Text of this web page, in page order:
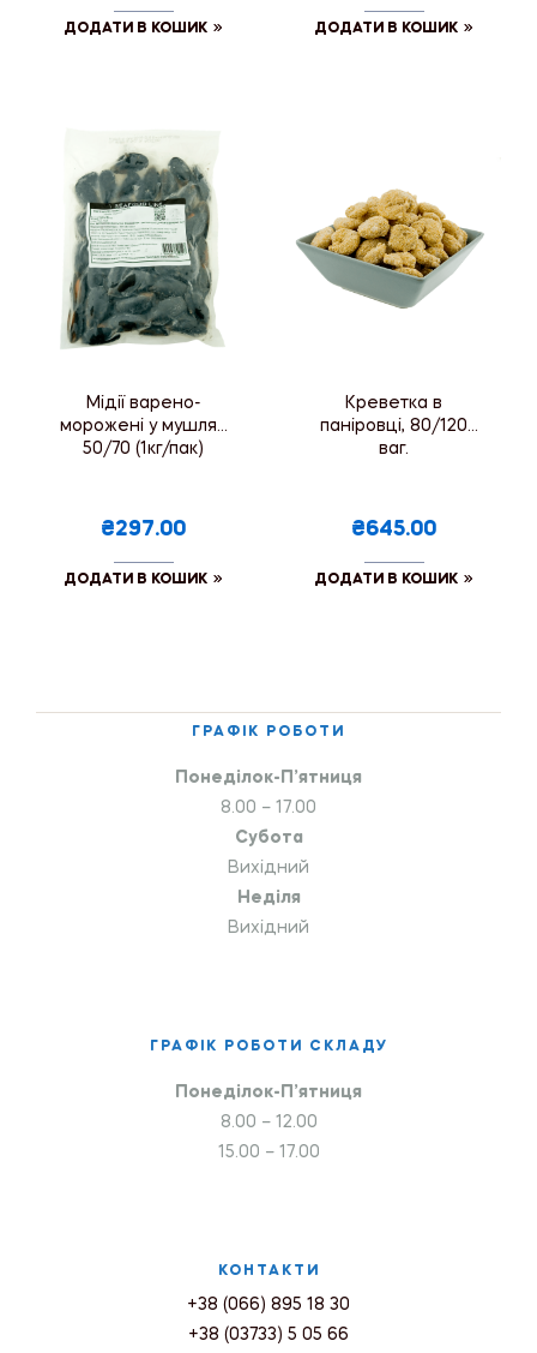
ДОДАТИ В КОШИК ДОДАТИ В КОШИК
Мідії варено-
морожені у мушлях
50/70 (1кг/пак)
₴297.00
ДОДАТИ В КОШИК
Креветка в
паніровці, 80/120
ваг.
₴645.00
ДОДАТИ В КОШИК
ГРАФІК РОБОТИ
Понеділок-П’ятниця
8.00 – 17.00
Субота
Вихідний
Неділя
Вихідний
ГРАФІК РОБОТИ СКЛАДУ
Понеділок-П’ятниця
8.00 – 12.00
15.00 – 17.00
КОНТАКТИ
+38 (066) 895 18 30
+38 (03733) 5 05 66